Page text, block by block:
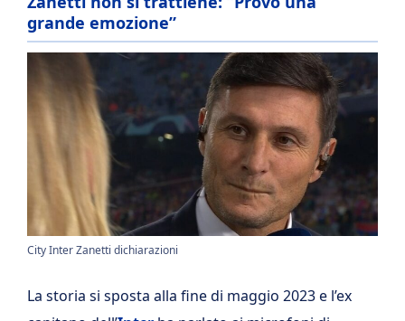
grande emozione”
City Inter Zanetti dichiarazioni
La storia si sposta alla fine di maggio 2023 e l’ex